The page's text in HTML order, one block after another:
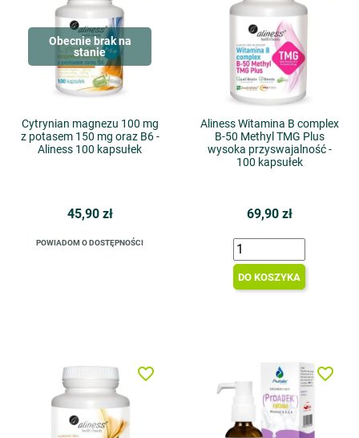
Obecnie brak na
stanie
Cytrynian magnezu 100 mg
z potasem 150 mg oraz B6 -
Aliness 100 kapsułek
45,90 zł
POWIADOM O DOSTĘPNOŚCI
Aliness Witamina B complex
B-50 Methyl TMG Plus
wysoka przyswajalność -
100 kapsułek
69,90 zł
DO KOSZYKA
favorite_border favorite_border